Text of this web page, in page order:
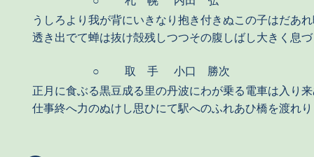
うしろより我が背にいきなり抱き付きぬこの子はだあ
透き出でて蝉は抜け殻残しつつその腹しばし大きく息
○ 取 手
小口 勝次
正月に食ぶる黒豆成る里の丹波にわが乗る電車は入り
仕事終へ力のぬけし思ひにて駅へのふれあひ橋を渡れり